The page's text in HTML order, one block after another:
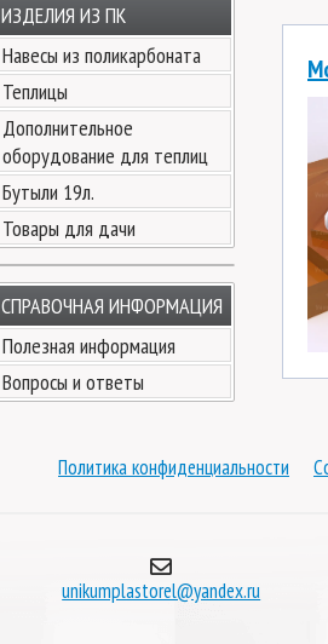
ИЗДЕЛИЯ ИЗ ПК
Навесы из поликарбоната
Теплицы
Дополнительное
оборудование для теплиц
Бутыли 19л.
Товары для дачи
СПРАВОЧНАЯ ИНФОРМАЦИЯ
Полезная информация
Вопросы и ответы
Политика конфиденциальности
unikumplastorel@yandex.ru